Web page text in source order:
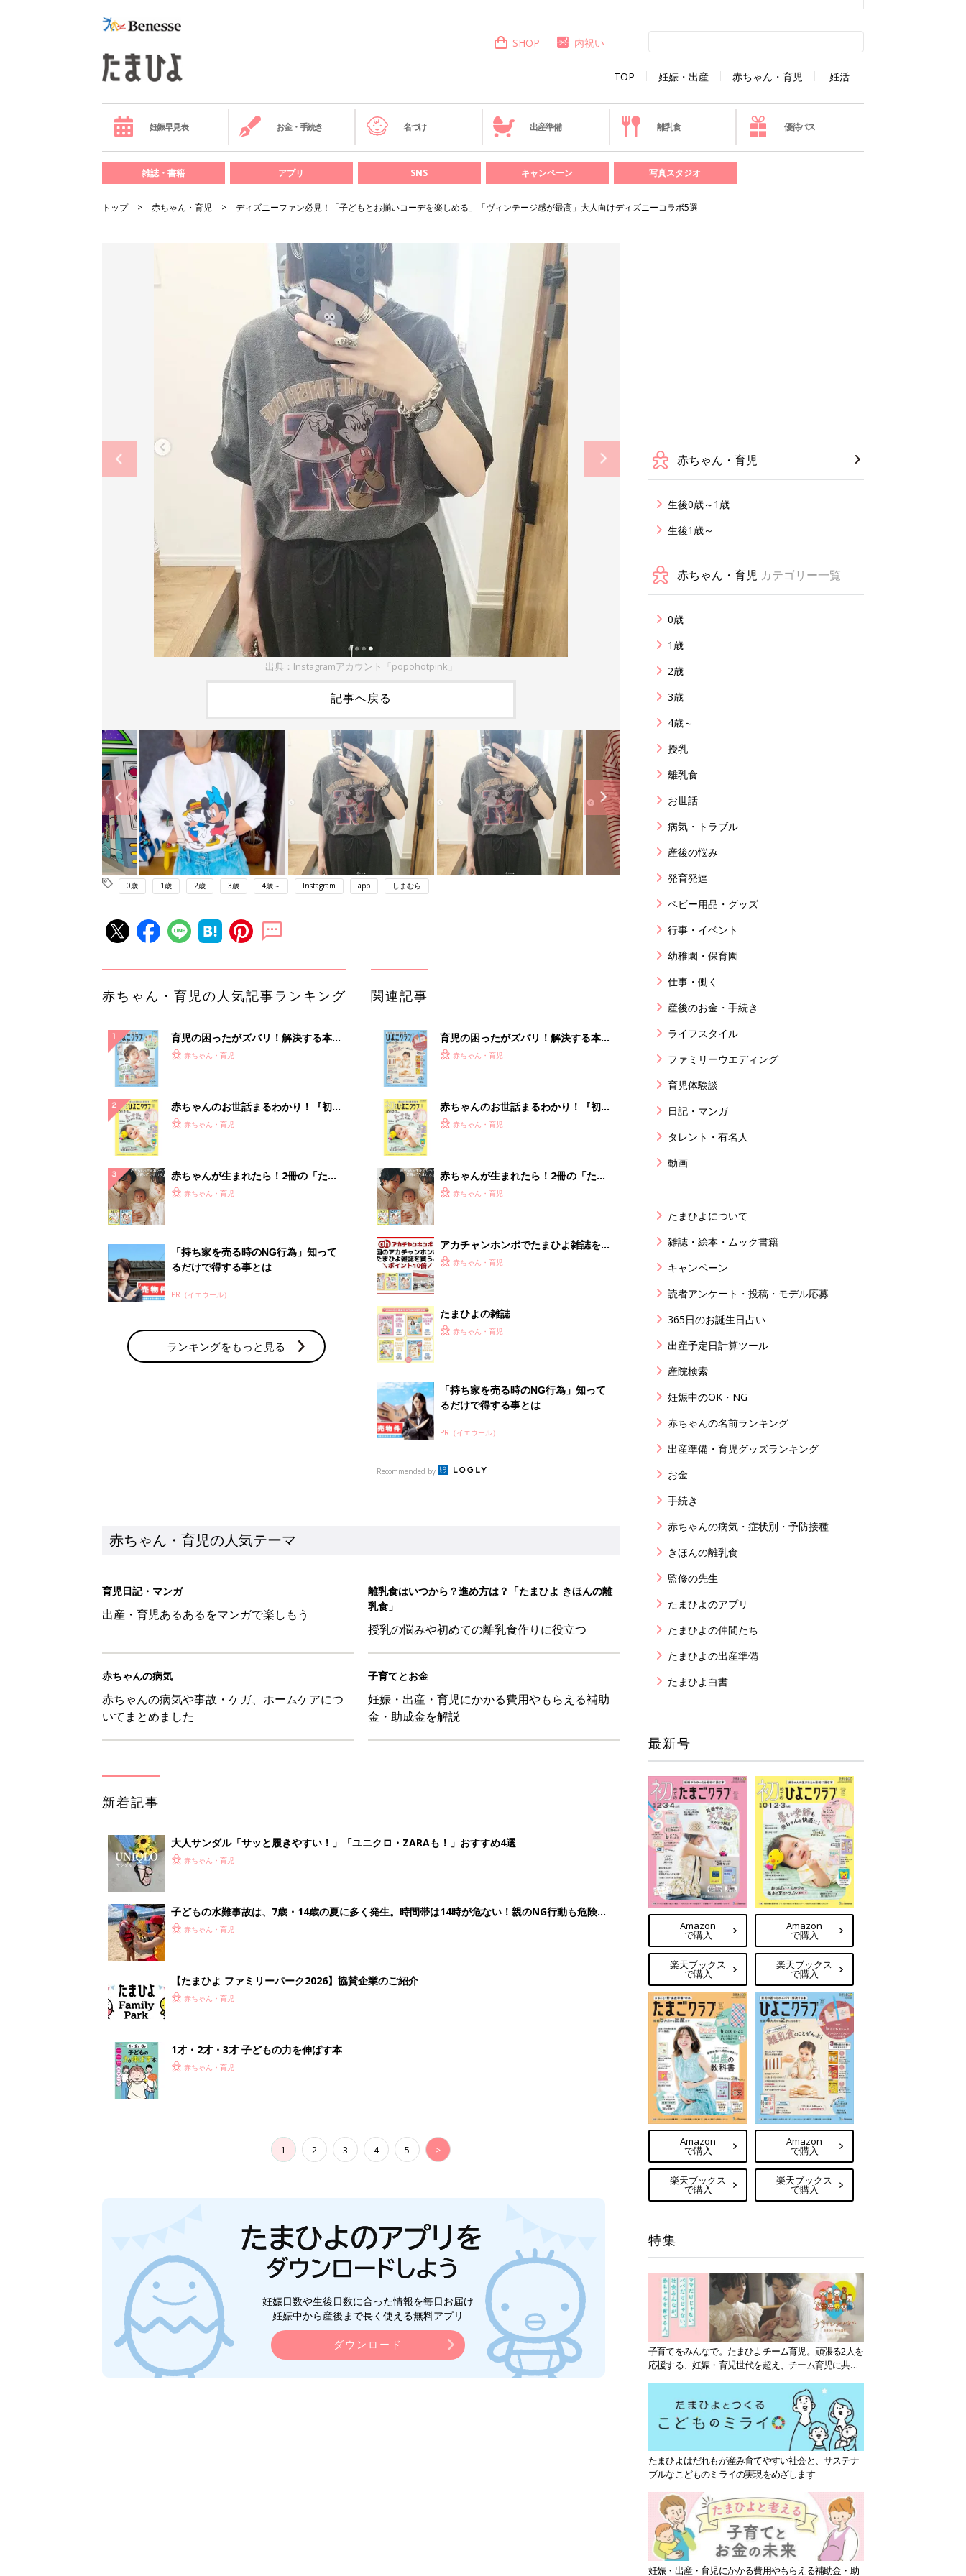
TOP 妊娠・出産 赤ちゃん・育児 妊活
SHOP 内祝い
妊娠早見表 お金・手続き 名づけ 出産準備 離乳食 優待パス
雑誌・書籍 アプリ SNS キャンペーン 写真スタジオ
トップ 赤ちゃん・育児 ディズニーファン必見！「子どもとお揃いコーデを楽しめる」「ヴィンテージ感が最高」大人向けディズニーコラボ5選
出典：Instagramアカウント「popohotpink」
記事へ戻る
0歳 1歳 2歳 3歳 4歳～ Instagram app しまむら
赤ちゃん・育児の人気記事ランキング
育児の困ったがズバリ！解決する本
『ひよこクラブ 夏号』 4カ月～2才
赤ちゃん・育児
赤ちゃんのお世話まるわかり！『初め
てのひよこクラブ 夏号』〈巻頭大特
赤ちゃん・育児
赤ちゃんが生まれたら！2冊の「たま
ひよ」
赤ちゃん・育児
「持ち家を売る時のNG行為」知って
るだけで得する事とは
PR（イエウール）
ランキングをもっと見る
関連記事
育児の困ったがズバリ！解決する本
『ひよこクラブ 秋号』 4カ月～2才
赤ちゃん・育児
赤ちゃんのお世話まるわかり！『初め
てのひよこクラブ 夏号』〈巻頭大特
赤ちゃん・育児
赤ちゃんが生まれたら！2冊の「たま
ひよ」
赤ちゃん・育児
アカチャンホンポでたまひよ雑誌を買
うとポイント10倍【期間限定】
赤ちゃん・育児
たまひよの雑誌
赤ちゃん・育児
「持ち家を売る時のNG行為」知って
るだけで得する事とは
PR（イエウール）
Recommended by
赤ちゃん・育児の人気テーマ
育児日記・マンガ
出産・育児あるあるをマンガで楽しもう
離乳食はいつから？進め方は？「たまひよ きほんの離
乳食」
授乳の悩みや初めての離乳食作りに役立つ
赤ちゃんの病気
赤ちゃんの病気や事故・ケガ、ホームケアにつ
いてまとめました
子育てとお金
妊娠・出産・育児にかかる費用やもらえる補助
金・助成金を解説
新着記事
大人サンダル「サッと履きやすい！」「ユニクロ・ZARAも！」おすすめ4選
赤ちゃん・育児
子どもの水難事故は、7歳・14歳の夏に多く発生。時間帯は14時が危ない！親のNG行動も危険を
まねく【専門家】
赤ちゃん・育児
【たまひよ ファミリーパーク2026】協賛企業のご紹介
赤ちゃん・育児
1才・2才・3才 子どもの力を伸ばす本
赤ちゃん・育児
1 2 3 4 5 >
妊娠日数や生後日数に合った情報を毎日お届け
妊娠中から産後まで長く使える無料アプリ
ダウンロード
赤ちゃん・育児
生後0歳～1歳
生後1歳～
赤ちゃん・育児 カテゴリー一覧
0歳
1歳
2歳
3歳
4歳～
授乳
離乳食
お世話
病気・トラブル
産後の悩み
発育発達
ベビー用品・グッズ
行事・イベント
幼稚園・保育園
仕事・働く
産後のお金・手続き
ライフスタイル
ファミリーウエディング
育児体験談
日記・マンガ
タレント・有名人
動画
たまひよについて
雑誌・絵本・ムック書籍
キャンペーン
読者アンケート・投稿・モデル応募
365日のお誕生日占い
出産予定日計算ツール
産院検索
妊娠中のOK・NG
赤ちゃんの名前ランキング
出産準備・育児グッズランキング
お金
手続き
赤ちゃんの病気・症状別・予防接種
きほんの離乳食
監修の先生
たまひよのアプリ
たまひよの仲間たち
たまひよの出産準備
たまひよ白書
最新号
Amazon
で購入
楽天ブックス
で購入
Amazon
で購入
楽天ブックス
で購入
Amazon
で購入
楽天ブックス
で購入
Amazon
で購入
楽天ブックス
で購入
特集
子育てをみんなで。たまひよチーム育児。頑張る2人を
応援する、妊娠・育児世代を超え、チーム育児に共感
たまひよはだれもが産み育てやすい社会と、サステナ
ブルなこどものミライの実現をめざします
妊娠・出産・育児にかかる費用やもらえる補助金・助